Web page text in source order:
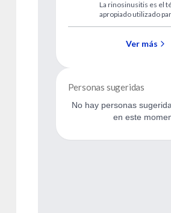
La rinosinusitis es el
apropiado utilizado
nasal y los senos
Ver más
Personas sugeridas
No hay personas
en este